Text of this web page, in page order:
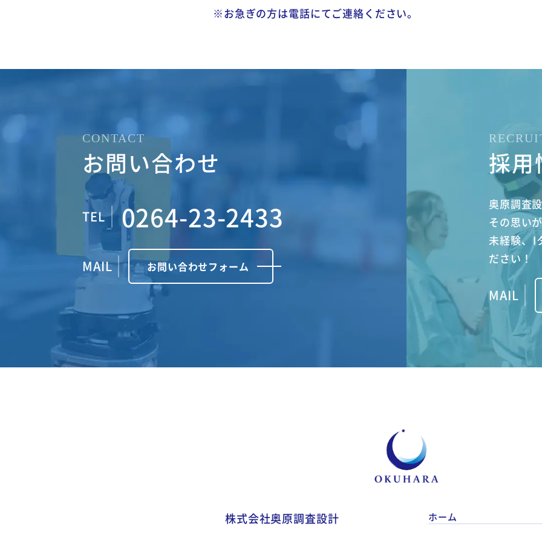
※お急ぎの方は電話にてご連絡ください。
CONTACT
お問い合わせ
TEL 0264-23-2433
MAIL お問い合わせフォーム
採用
奥原調査
その思い
未経験、I
ださい！
MAIL
株式会社奥原調査設計 ホーム